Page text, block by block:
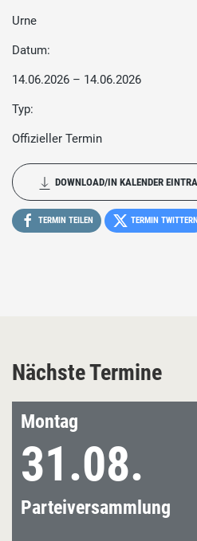
Urne
Datum:
14.06.2026 – 14.06.2026
Typ:
Offizieller Termin
DOWNLOAD/IN KALENDER
TERMIN TEILEN TERMIN TWITTERN
Nächste Termine
Montag
31.08.
Parteiversammlung